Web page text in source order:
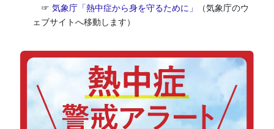
☞ 気象庁「熱中症から身を守るために」
（気象庁のウ
ェブサイトへ移動します）